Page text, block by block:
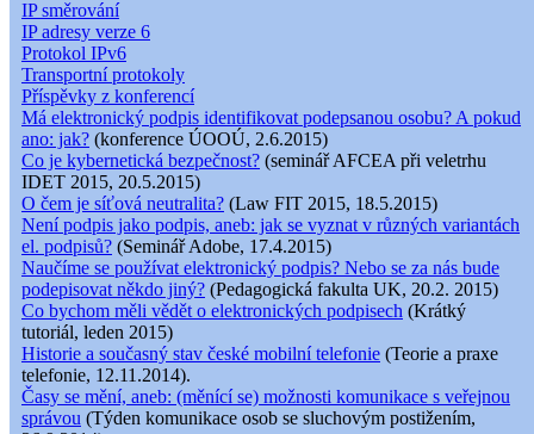
IP směrování
IP adresy verze 6
Protokol IPv6
Transportní protokoly
Příspěvky z konferencí
Má elektronický podpis identifikovat podepsanou osobu? A pokud
ano: jak? (konference ÚOOÚ, 2.6.2015)
Co je kybernetická bezpečnost? (seminář AFCEA při veletrhu
IDET 2015, 20.5.2015)
O čem je síťová neutralita? (Law FIT 2015, 18.5.2015)
Není podpis jako podpis, aneb: jak se vyznat v různých variantách
el. podpisů? (Seminář Adobe, 17.4.2015)
Naučíme se používat elektronický podpis? Nebo se za nás bude
podepisovat někdo jiný? (Pedagogická fakulta UK, 20.2. 2015)
Co bychom měli vědět o elektronických podpisech (Krátký
tutoriál, leden 2015)
Historie a současný stav české mobilní telefonie (Teorie a praxe
telefonie, 12.11.2014).
Časy se mění, aneb: (měnící se) možnosti komunikace s veřejnou
správou (Týden komunikace osob se sluchovým postižením,